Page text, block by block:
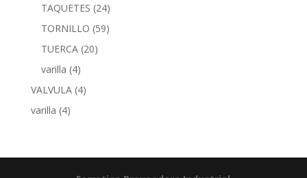
TAQUETES (24)
TORNILLO (59)
TUERCA (20)
varilla (4)
VALVULA (4)
varilla (4)